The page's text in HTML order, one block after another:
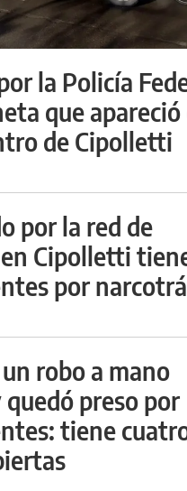
la Policía
que apareció
de Cipolletti
por la red de
Cipolletti
por
robo a mano
preso por
tiene